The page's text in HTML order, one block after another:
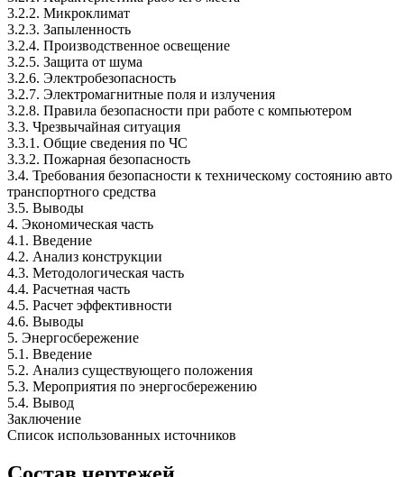
3.2.2. Микроклимат
3.2.3. Запыленность
3.2.4. Производственное освещение
3.2.5. Защита от шума
3.2.6. Электробезопасность
3.2.7. Электромагнитные поля и излучения
3.2.8. Правила безопасности при работе с компьютером
3.3. Чрезвычайная ситуация
3.3.1. Общие сведения по ЧС
3.3.2. Пожарная безопасность
3.4. Требования безопасности к техническому состоянию авто
транспортного средства
3.5. Выводы
4. Экономическая часть
4.1. Введение
4.2. Анализ конструкции
4.3. Методологическая часть
4.4. Расчетная часть
4.5. Расчет эффективности
4.6. Выводы
5. Энергосбережение
5.1. Введение
5.2. Анализ существующего положения
5.3. Мероприятия по энергосбережению
5.4. Вывод
Заключение
Список использованных источников